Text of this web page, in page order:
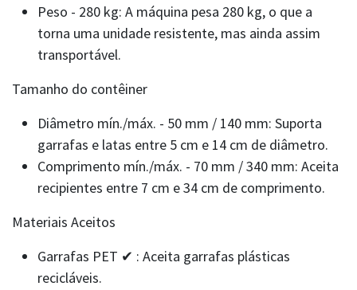
Peso - 280 kg: A máquina pesa 280 kg, o que a
torna uma unidade resistente, mas ainda assim
transportável.
Tamanho do contêiner
Diâmetro mín./máx. - 50 mm / 140 mm: Suporta
garrafas e latas entre 5 cm e 14 cm de diâmetro.
Comprimento mín./máx. - 70 mm / 340 mm: Aceita
recipientes entre 7 cm e 34 cm de comprimento.
Materiais Aceitos
Garrafas PET ✔ : Aceita garrafas plásticas
recicláveis.